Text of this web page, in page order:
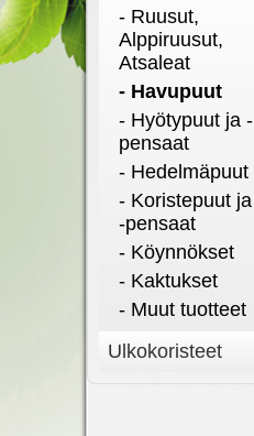
- Ruusut,
Alppiruusut,
Atsaleat
- Havupuut
- Hyötypuut ja -
pensaat
- Hedelmäpuut
- Koristepuut ja
-pensaat
- Köynnökset
- Kaktukset
- Muut tuotteet
Ulkokoristeet